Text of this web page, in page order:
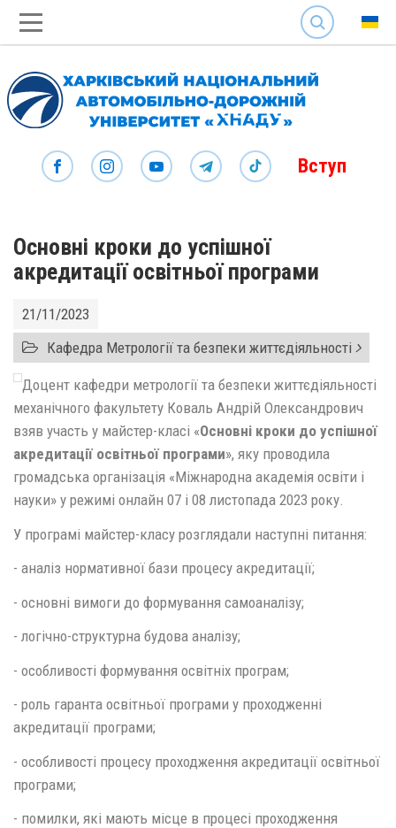
SEARCH
Вступ
Основні кроки до успішної
акредитації освітньої програми
21/11/2023
Кафедра Метрології та безпеки життєдіяльності
Доцент кафедри метрології та безпеки життєдіяльності
механічного факультету Коваль Андрій Олександрович
взяв участь у майстер-класі «Основні кроки до успішної
акредитації освітньої програми», яку проводила
громадська організація «Міжнародна академія освіти і
науки» у режимі онлайн 07 і 08 листопада 2023 року.
У програмі майстер-класу розглядали наступні питання:
- аналіз нормативної бази процесу акредитації;
- основні вимоги до формування самоаналізу;
- логічно-структурна будова аналізу;
- особливості формування освітніх програм;
- роль гаранта освітньої програми у проходженні
акредитації програми;
- особливості процесу проходження акредитації освітньої
програми;
- помилки, які мають місце в процесі проходження